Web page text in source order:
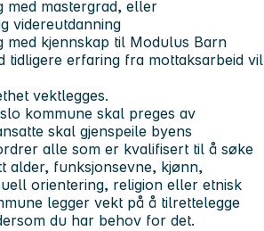
med mastergrad, eller
videreutdanning
med kjennskap til Modulus Barn
tidligere erfaring fra mottaksarbeid vil
vektlegges.
kommune skal preges av
skal gjenspeile byens
alle som er kvalifisert til å søke
alder, funksjonsevne, kjønn,
orientering, religion eller etnisk
legger vekt på å tilrettelegge
du har behov for det.